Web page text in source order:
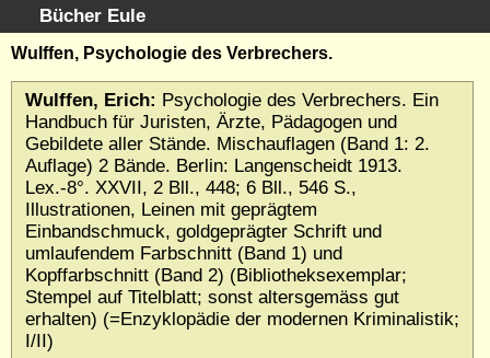
Bücher Eule
Schnellsuche:
Startseite
Erweiterte Suche
Kundenservice
Kontakt
Kategorien
Schlagwörter
Gesamtbestand
Kataloge
Warenkorb
Allgemeine Geschäftsbedingungen
Wulffen, Psychologie des Verbrechers.
Wulffen, Erich: Psychologie des Verbrechers. Ein
Handbuch für Juristen, Ärzte, Pädagogen und
Gebildete aller Stände. Mischauflagen (Band 1: 2.
Auflage) 2 Bände. Berlin: Langenscheidt 1913.
Lex.-8°. XXVII, 2 Bll., 448; 6 Bll., 546 S.,
Illustrationen, Leinen mit geprägtem
Einbandschmuck, goldgeprägter Schrift und
umlaufendem Farbschnitt (Band 1) und
Kopffarbschnitt (Band 2) (Bibliotheksexemplar;
Stempel auf Titelblatt; sonst altersgemäss gut
erhalten) (=Enzyklopädie der modernen Kriminalistik;
I/II)